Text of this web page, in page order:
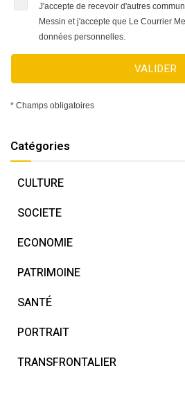
J'accepte de recevoir d'autres
Messin et j'accepte que Le Courrier
données personnelles.
VALIDER
* Champs obligatoires
Catégories
CULTURE
SOCIETE
ECONOMIE
PATRIMOINE
SANTÉ
PORTRAIT
TRANSFRONTALIER